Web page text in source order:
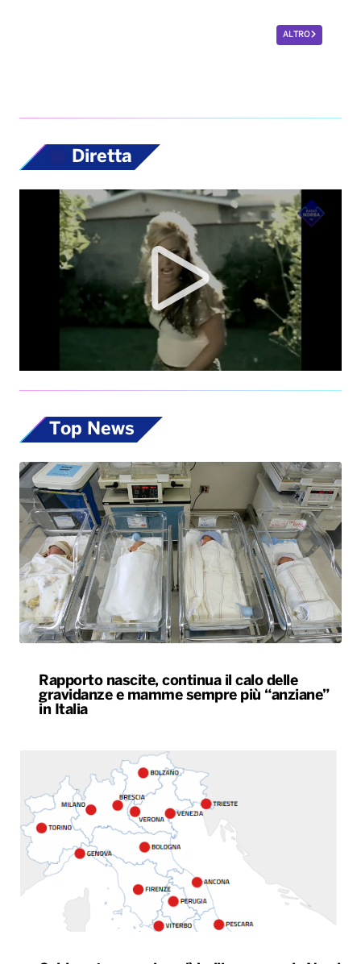
ALTRO
Diretta
Top News
Rapporto nascite, continua il calo delle
gravidanze e mamme sempre più “anziane”
in Italia